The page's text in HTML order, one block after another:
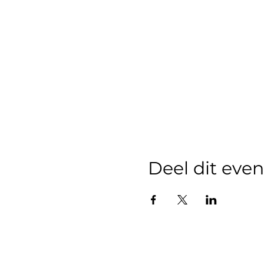
Deel dit